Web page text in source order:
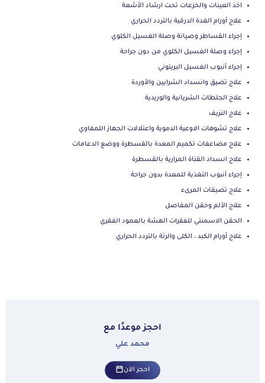
اخذ العينات والخزعات تحت ارشاد الأشعة
علاج أورام الغدة الدرقية بالتردد الحراري
إجراء القساطر وصيانة وصلة الغسيل الكلوي
إجراء وصلة الغسيل الكلوي من دون جراحة
إجراء أنبوب الغسيل البريتوني
علاج تضيق وانسداد الشرايين والأوردة
علاج الجلطات الشريانية والوريدية
علاج النزيف
علاج تشوهات الاوعية الدموية واعتلالات الجهاز اللمفاوي
علاج مضاعفات تكميم المعدة بالقسطرة ووضع الدعامات
علاج انسداد القناة المرارية بالقسطرة
إجراء أنبوب التغذية للمعدة بدون جراحة
علاج تضيقات المرىء
علاج الألم وحقن المفاصل
الحقن الاسمنتي للفقرات الهشة بالعمود الفقري
علاج أورام الكبد ، الكلى والرئة بالتردد الحراري
احجز موعدًا مع
محمد علي
احجز الآن